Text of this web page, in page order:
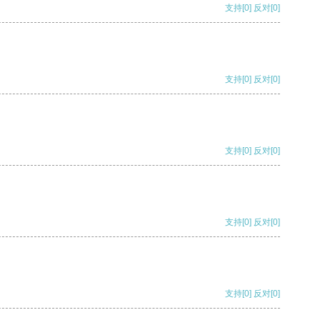
支持[0] 反对[0]
支持[0] 反对[0]
支持[0] 反对[0]
支持[0] 反对[0]
支持[0] 反对[0]